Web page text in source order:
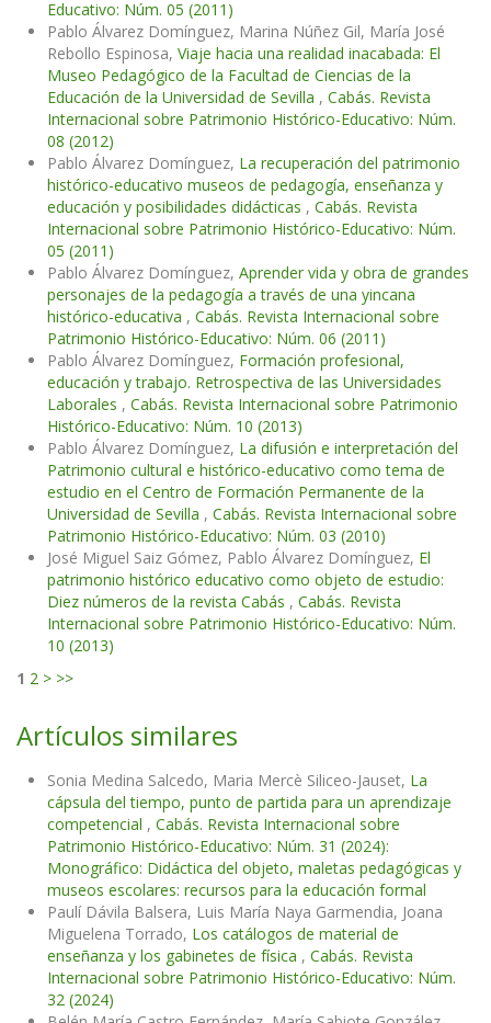
Educativo: Núm. 05 (2011)
Pablo Álvarez Domínguez, Marina Núñez Gil, María José
Rebollo Espinosa, Viaje hacia una realidad inacabada: El
Museo Pedagógico de la Facultad de Ciencias de la
Educación de la Universidad de Sevilla , Cabás. Revista
Internacional sobre Patrimonio Histórico-Educativo: Núm.
08 (2012)
Pablo Álvarez Domínguez, La recuperación del patrimonio
histórico-educativo museos de pedagogía, enseñanza y
educación y posibilidades didácticas , Cabás. Revista
Internacional sobre Patrimonio Histórico-Educativo: Núm.
05 (2011)
Pablo Álvarez Domínguez, Aprender vida y obra de grandes
personajes de la pedagogía a través de una yincana
histórico-educativa , Cabás. Revista Internacional sobre
Patrimonio Histórico-Educativo: Núm. 06 (2011)
Pablo Álvarez Domínguez, Formación profesional,
educación y trabajo. Retrospectiva de las Universidades
Laborales , Cabás. Revista Internacional sobre Patrimonio
Histórico-Educativo: Núm. 10 (2013)
Pablo Álvarez Domínguez, La difusión e interpretación del
Patrimonio cultural e histórico-educativo como tema de
estudio en el Centro de Formación Permanente de la
Universidad de Sevilla , Cabás. Revista Internacional sobre
Patrimonio Histórico-Educativo: Núm. 03 (2010)
José Miguel Saiz Gómez, Pablo Álvarez Domínguez, El
patrimonio histórico educativo como objeto de estudio:
Diez números de la revista Cabás , Cabás. Revista
Internacional sobre Patrimonio Histórico-Educativo: Núm.
10 (2013)
1 2 > >>
Artículos similares
Sonia Medina Salcedo, Maria Mercè Siliceo-Jauset, La
cápsula del tiempo, punto de partida para un aprendizaje
competencial , Cabás. Revista Internacional sobre
Patrimonio Histórico-Educativo: Núm. 31 (2024):
Monográfico: Didáctica del objeto, maletas pedagógicas y
museos escolares: recursos para la educación formal
Paulí Dávila Balsera, Luis María Naya Garmendia, Joana
Miguelena Torrado, Los catálogos de material de
enseñanza y los gabinetes de física , Cabás. Revista
Internacional sobre Patrimonio Histórico-Educativo: Núm.
32 (2024)